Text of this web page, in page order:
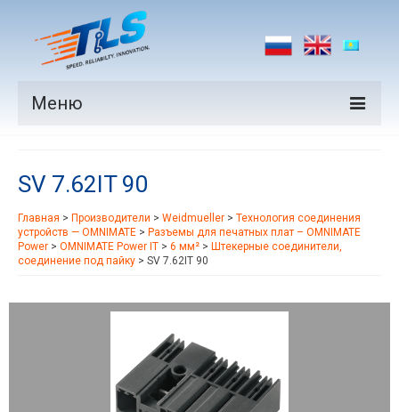
Меню
Производители
Рынки
Новости
SV 7.62IT 90
Главная > Производители > Weidmueller > Технология соединения
устройств — OMNIMATE > Разъемы для печатных плат – OMNIMATE
Power > OMNIMATE Power IT > 6 мм² > Штекерные соединители,
соединение под пайку > SV 7.62IT 90